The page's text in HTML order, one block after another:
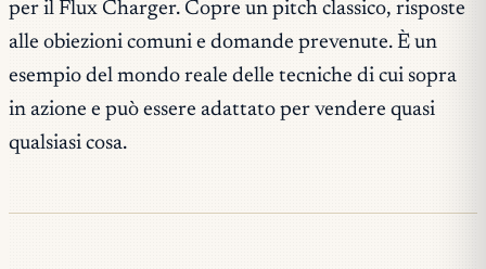
per il Flux Charger. Copre un pitch classico, risposte
alle obiezioni comuni e domande prevenute. È un
esempio del mondo reale delle tecniche di cui sopra
in azione e può essere adattato per vendere quasi
qualsiasi cosa.